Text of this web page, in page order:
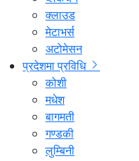
क्लाउड
मेटाभर्स
अटोमेसन
प्रदेशमा प्रविधि
कोशी
मधेश
बागमती
गण्डकी
लुम्बिनी